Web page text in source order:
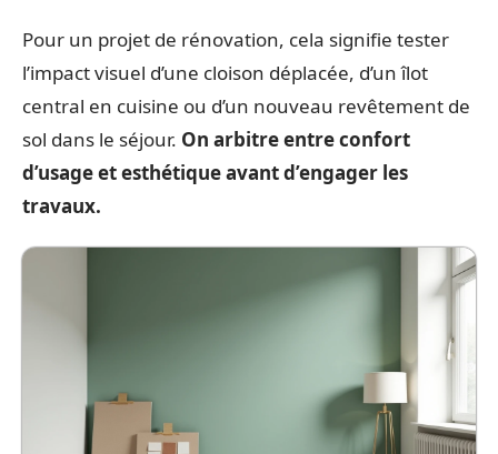
Pour un projet de rénovation, cela signifie tester
l’impact visuel d’une cloison déplacée, d’un îlot
central en cuisine ou d’un nouveau revêtement de
sol dans le séjour. On arbitre entre confort
d’usage et esthétique avant d’engager les
travaux.